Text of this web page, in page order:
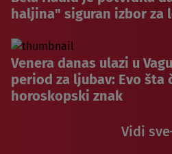
haljina" siguran izbor za
Venera danas ulazi u
period za ljubav: Evo šta
horoskopski znak
Vidi sve